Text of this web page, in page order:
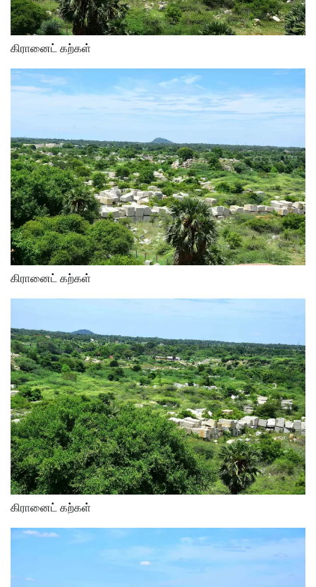
கிரானைட் கற்கள்
கிரானைட் கற்கள்
கிரானைட் கற்கள்